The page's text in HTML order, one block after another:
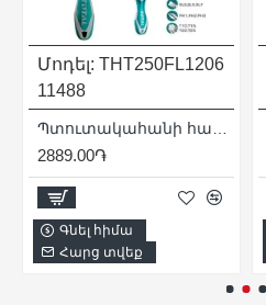
Մոդել: THT250FL1206
11488
2889.00֏
Գնել հիմա
Հարց տվեք